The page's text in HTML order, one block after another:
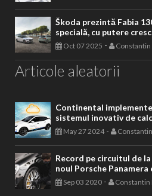
Škoda prezintă Fabia
specială, cu putere
Oct 07 2025 - Constantin
Articole aleatorii
Continental
sistemul inovativ de
May 27 2024-
Record pe circuitul de
noul Porsche
Sep 03 2020 - Constantin